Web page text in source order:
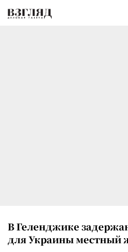
В Геленджике
для Украины местный